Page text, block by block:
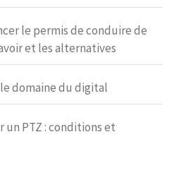
le permis de conduire de
et les alternatives
domaine du digital
un PTZ : conditions et